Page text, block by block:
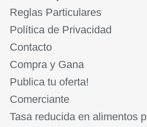
Reglas Particulares
Política de Privacidad
Contacto
Compra y Gana
Publica tu oferta!
Comerciante
Tasa reducida en alimentos